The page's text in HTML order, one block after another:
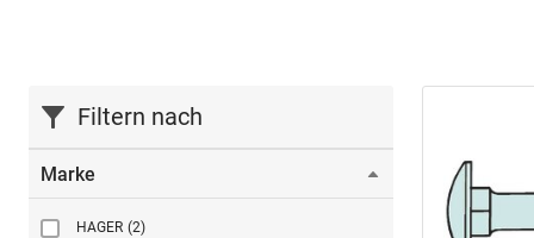
Filtern nach
Marke
HAGER (2)